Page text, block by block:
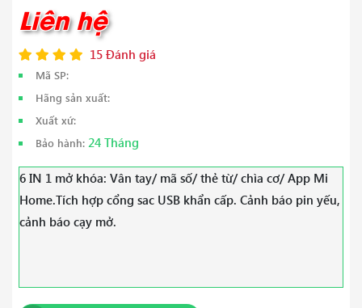
Liên hệ
15 Đánh giá
Mã SP:
Hãng sản xuất:
Xuất xứ:
Bảo hành: 24 Tháng
6 IN 1 mở khóa: Vân tay/ mã số/ thẻ từ/ chìa cơ/ App Mi
Home.Tích hợp cổng sac USB khẩn cấp. Cảnh báo pin yếu,
cảnh báo cạy mở.